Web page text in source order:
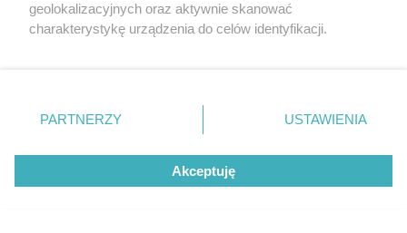
Na jakość i długość snu mogą mieć wpływ leki
zażywane z powodu schorzeń przewlekłych.W tej
przeciwko
leki przeciwpadaczkowe
geolokalizacyjnych oraz aktywnie skanować
charakterystykę urządzenia do celów identyfikacji.
zmienić/wycofać klikając przycisk ustawień prywatności
znajdujący się w lewym dolnym rogu strony
rodzaje przetwarzania danych nie wymagają zgody
użytkownika, ale masz prawo sprzeciwić się takiemu
przetwarzaniu. Preferencje będą miały zastosowanie tylko
PARTNERZY USTAWIENIA
Akceptuję